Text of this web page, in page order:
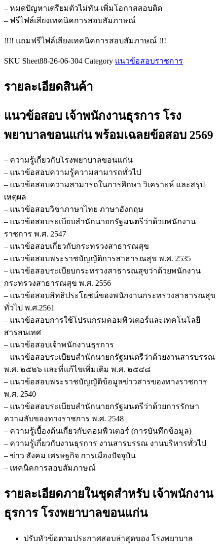
พยาบาล
ขอนแก่น
– หมดปัญหาเตรียมตัวไม่ทัน เพิ่มโอกาสสอบติด
– ฟรีไฟล์เสียงเทคนิคการสอบสัมภาษณ์
!!!! แถมฟรีไฟล์เสียงเทคนิคการสอบสัมภาษณ์ !!!
SKU Sheet88-26-06-304 Category แนวข้อสอบราชการ
รายละเอียดสินค้า
แนวข้อสอบ เจ้าพนักงานธุรการ โรง
พยาบาลขอนแก่นพร้อมเฉลยข้อสอบ 2569
– ความรู้เกี่ยวกับโรงพยาบาลขอนแก่น
– แนวข้อสอบความรู้ความสามารถทั่วไป
– แนวข้อสอบความสามารถในการศึกษา วิเคราะห์ และสรุป
เหตุผล
– แนวข้อสอบวิชาภาษาไทย ภาษาอังกฤษ
– แนวข้อสอบระเบียบสำนักนายกรัฐมนตรีว่าด้วยพนักงาน
ราชการ พ.ศ. 2547
– แนวข้อสอบเกี่ยวกับกระทรวงสาธารณสุข
– แนวข้อสอบพระราชบัญญัติการสาธารณสุข พ.ศ. 2535
– แนวข้อสอบระเบียบกระทรวงสาธารณสุขว่าด้วยพนักงาน
กระทรวงสาธารณสุข พ.ศ. 2556
– แนวข้อสอบสิทธิประโยชน์ของพนักงานกระทรวงสาธารณสุข
ทั่วไป พ.ศ.2561
– แนวข้อสอบการใช้โปรแกรมคอมพิวเตอร์และเทคโนโลยี
สารสนเทศ
– แนวข้อสอบเจ้าพนักงานธุรการ
– แนวข้อสอบระเบียบสำนักนายกรัฐมนตรีว่าด้วยงานสารบรรณ
พ.ศ. ๒๕๒๖ และที่แก้ไขเพิ่มเติม พ.ศ. ๒๕๔๘
– แนวข้อสอบพระราชบัญญัติข้อมูลข่าวสารของทางราชการ
พ.ศ. 2540
– แนวข้อสอบระเบียบสำนักนายกรัฐมนตรีว่าด้วยการรักษา
ความลับของทางราชการ พ.ศ. 2548
– ความรู้เบื้องต้นเกี่ยวกับคอมพิวเตอร์ (การบันทึกข้อมูล)
– ความรู้เกี่ยวกับงานธุรการ งานสารบรรณ งานบริหารทั่วไป
– ข่าว สังคม เศรษฐกิจ การเมืองปัจจุบัน
– เทคนิคการสอบสัมภาษณ์
รายละเอียดภายในชุดสำหรับ เจ้าพนักงาน
ธุรการ โรงพยาบาลขอนแก่น
ปรับหัวข้อตามประกาศสอบล่าสุดของ โรงพยาบาล